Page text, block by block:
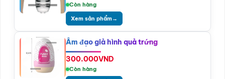
Còn hàng
Xem sản phẩm→
Âm đạo giả hình quả trứng
300.000VND
Còn hàng